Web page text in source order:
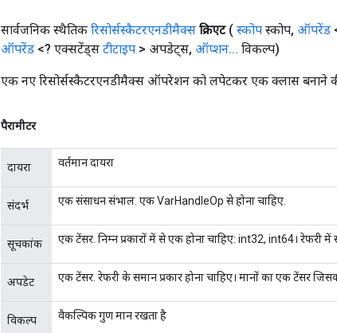
सार्वजनिक स्थैतिक रिसोर्सस्कैटरएनडीमैक्स क्रिएट ( स्कोप स्कोप, ऑपरेंड
ऑपरेंड <? एक्सटेंड्स टीटाइप > अपडेट्स, ऑप्शन... विकल्प)
एक नए रिसोर्सस्कैटरएनडीमैक्स ऑपरेशन को लपेटकर एक क्लास बनाने
पैरामीटर
दायरा वर्तमान दायरा
संदर्भ एक संसाधन संभाल. एक VarHandleOp से होना चाहिए.
सूचकांक एक टेंसर. निम्न प्रकारों में से एक होना चाहिए: int32, int64। रेफरी
अपडेट एक टेंसर. रेफरी के समान प्रकार होना चाहिए। मानों का एक टेंसर
विकल्प वैकल्पिक गुण मान रखता है